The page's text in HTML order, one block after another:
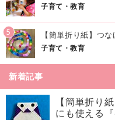
子育て・教育
5
子育て・教育
新着記事
【簡単折り
にも使える